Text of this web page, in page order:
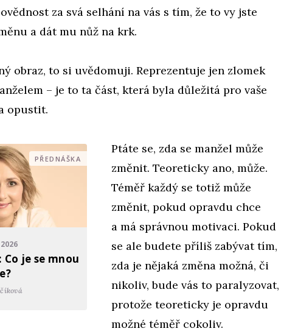
za svá selhání na vás s tím, že to vy jste
a dát mu nůž na krk.
obraz, to si uvědomuji. Reprezentuje jen zlomek
– je to ta část, která byla důležitá pro vaše
opustit.
PŘEDNÁŠKA
Co je se mnou
Ptáte se, zda se manžel může
změnit. Teoreticky ano, může.
Téměř každý se totiž může
změnit, pokud opravdu chce
a má správnou motivaci. Pokud
se ale budete příliš zabývat tím,
zda je nějaká změna možná, či
nikoliv, bude vás to paralyzovat,
protože teoreticky je opravdu
možné téměř cokoliv.